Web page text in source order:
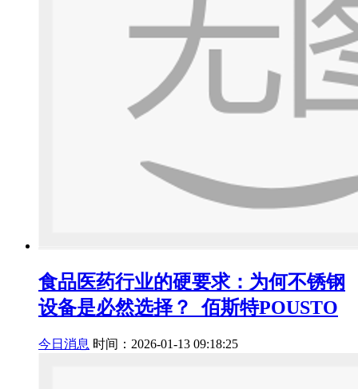
食品医药行业的硬要求：为何不锈钢
设备是必然选择？_佰斯特POUSTO
今日消息 时间：2026-01-13 09:18:25